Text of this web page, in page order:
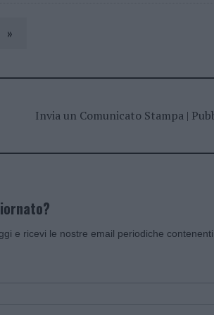
»
Invia un Comunicato Stampa|
e ricevi le nostre email periodiche